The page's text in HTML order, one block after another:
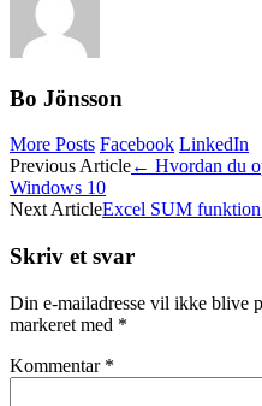
Bo Jönsson
More Posts Facebook LinkedIn
Post
navigation
Previous Article← Hvordan du
Windows 10
Next ArticleExcel SUM funktion
Skriv et svar
Din e-mailadresse vil ikke blive
markeret med *
Kommentar *